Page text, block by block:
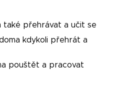
také přehrávat a učit se
kdykoli přehrát a
pouštět a pracovat